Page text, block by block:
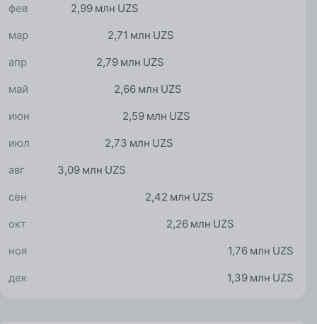
2,99 млн UZS
фев
2,71 млн UZS
мар
2,79 млн UZS
апр
2,66 млн UZS
май
2,59 млн UZS
июн
2,73 млн UZS
июл
3,09 млн UZS
авг
2,42 млн UZS
сен
2,26 млн UZS
окт
1,76 млн UZS
ноя
1,39 млн UZS
дек